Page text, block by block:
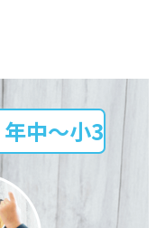
年中～小3